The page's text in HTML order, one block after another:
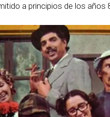
a principios de los años